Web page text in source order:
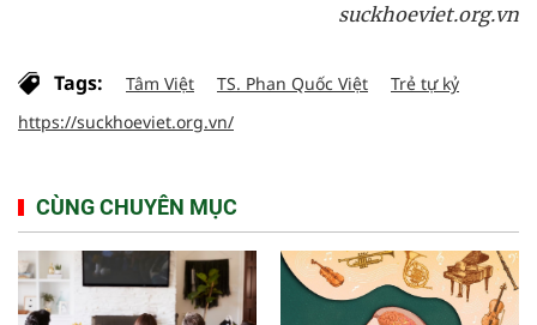
suckhoeviet.org.vn
Tags: Tâm Việt TS. Phan Quốc Việt
Trẻ tự kỷ
https://suckhoeviet.org.vn/
CÙNG CHUYÊN MỤC